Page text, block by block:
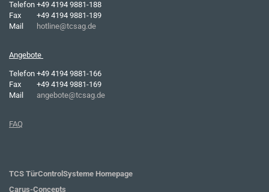
Telefon +49 4194 9881-188
Fax
+49 4194 9881-189
Mail
hotline@tcsag.de
Angebote
Telefon +49 4194 9881-166
Fax
+49 4194 9881-169
Mail
angebote@tcsag.de
FAQ
TCS TürControlSysteme Homepage
Carus-Concepts